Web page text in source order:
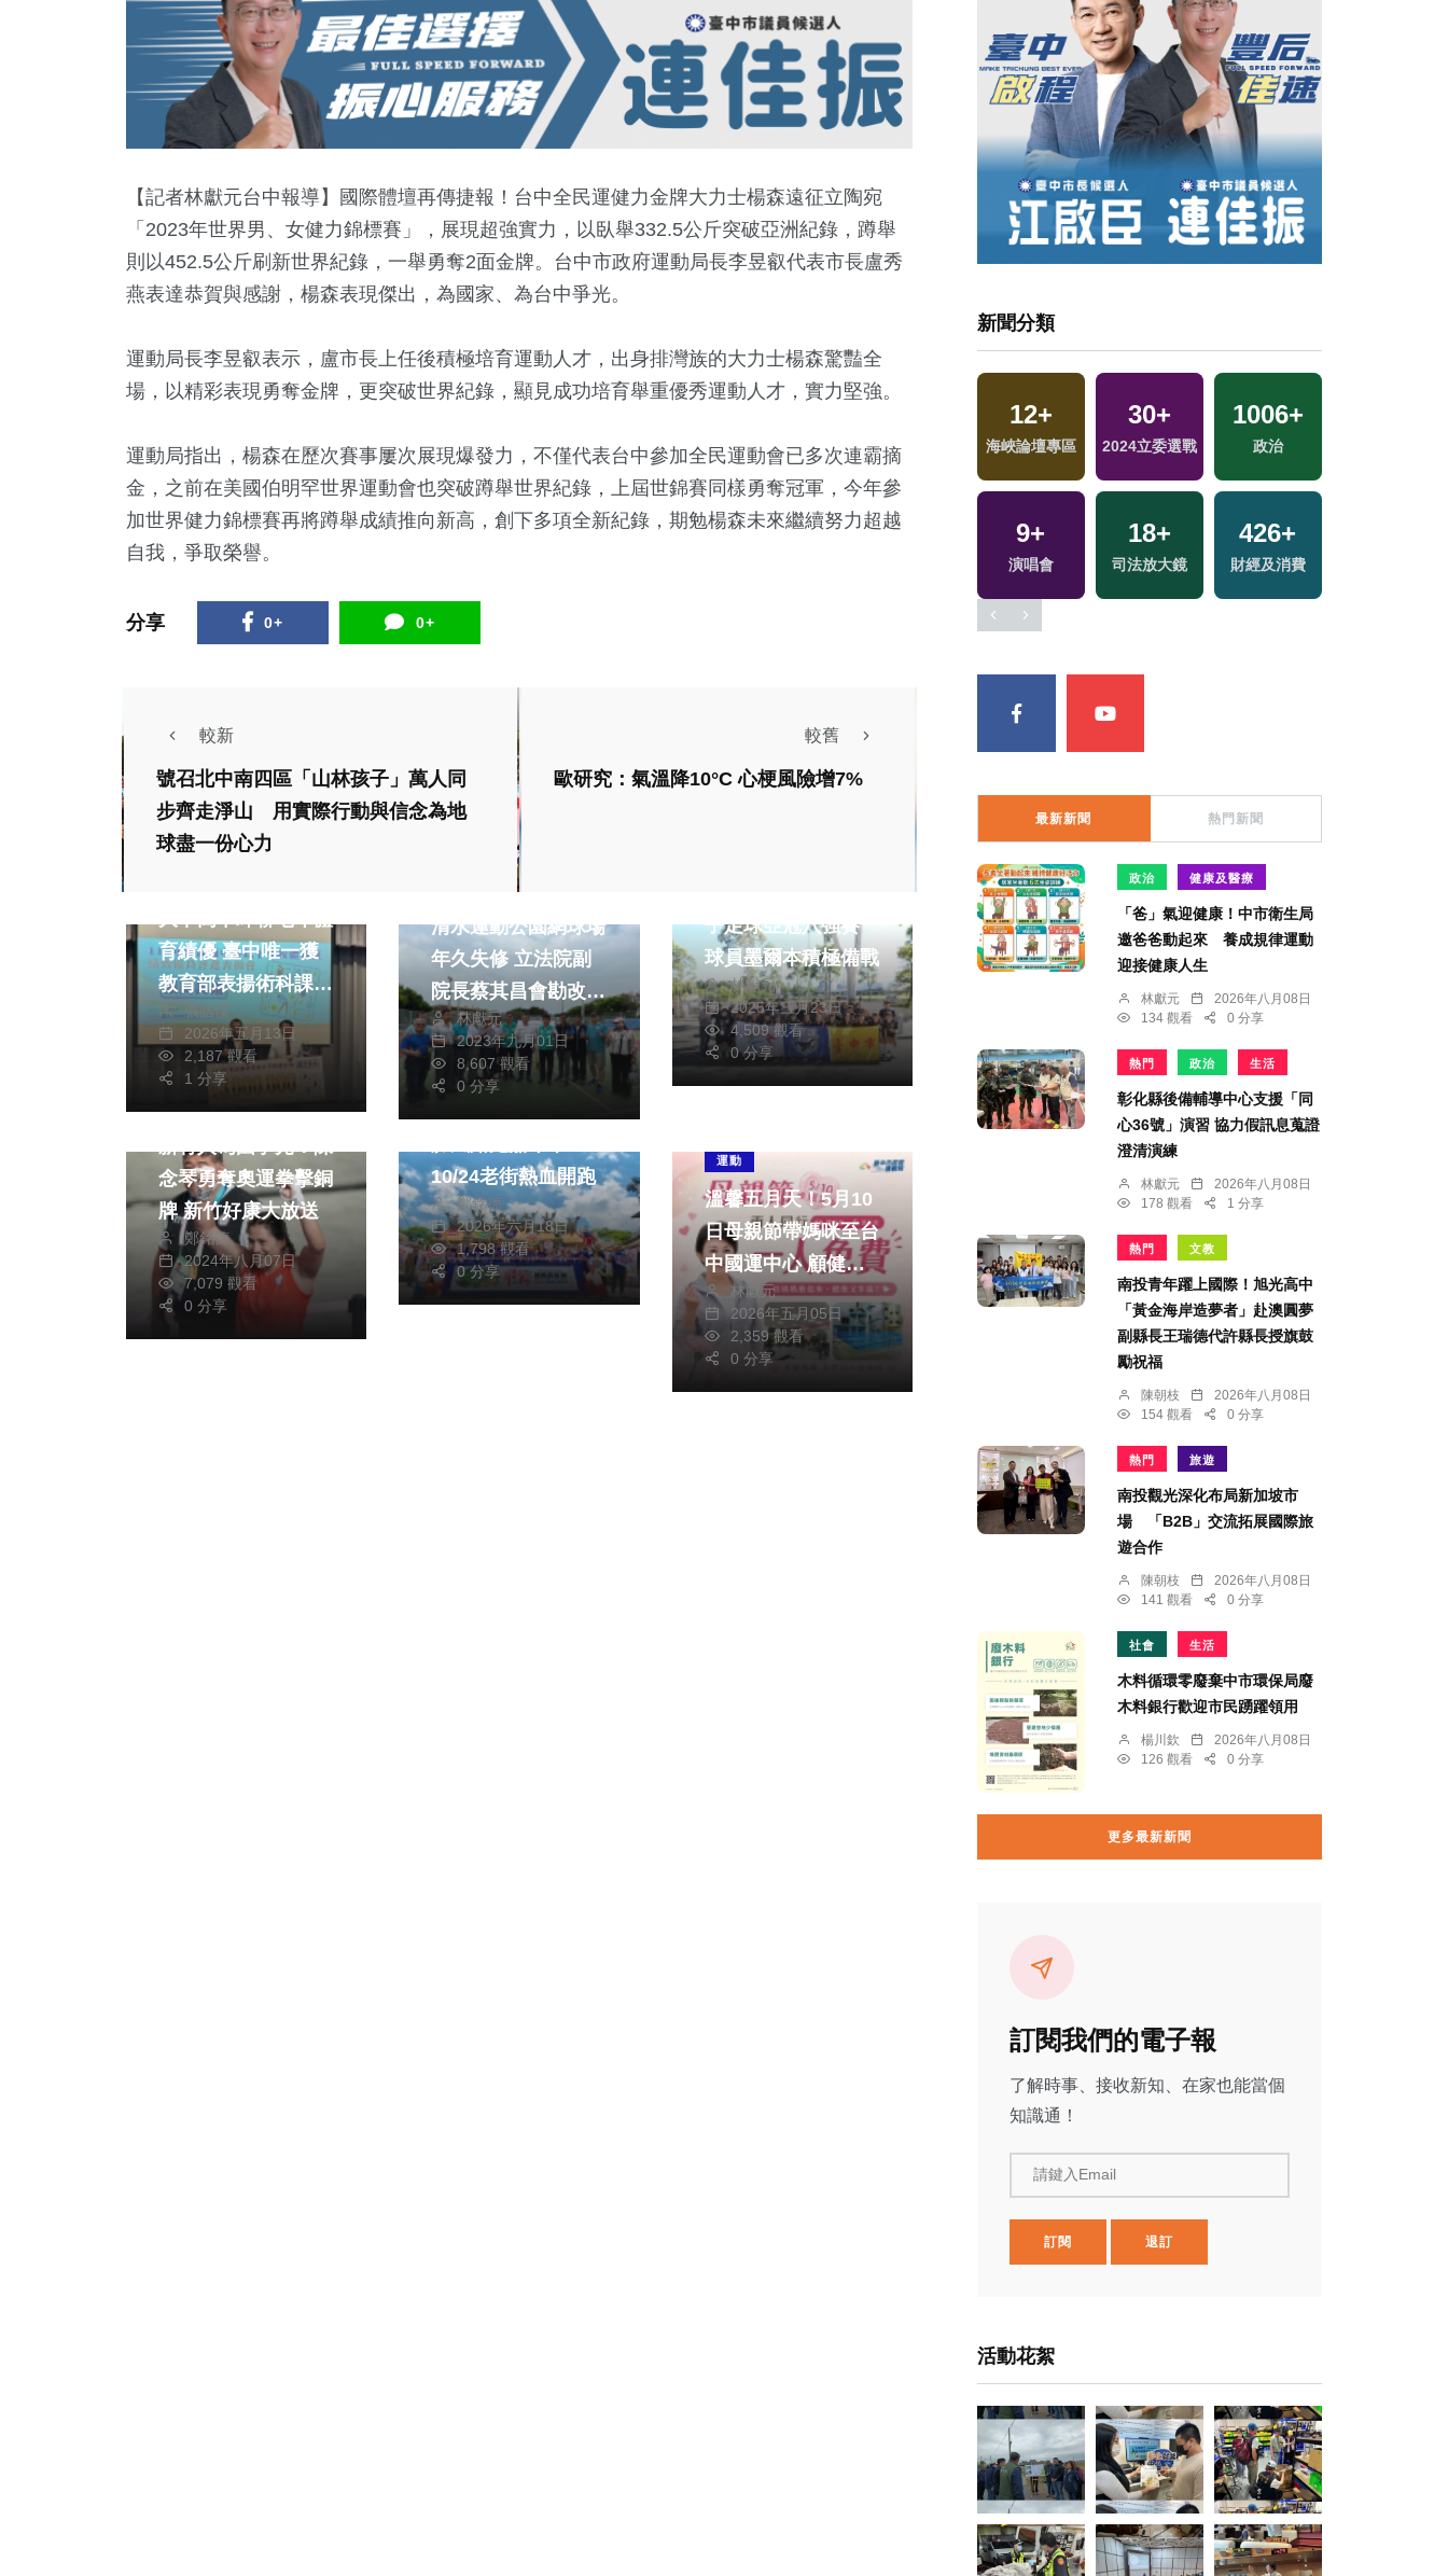
【記者林獻元台中報導】國際體壇再傳捷報！台中全民運健力金牌大力士楊森遠征立陶宛
「2023年世界男、女健力錦標賽」，展現超強實力，以臥舉332.5公斤突破亞洲紀錄，蹲舉
則以452.5公斤刷新世界紀錄，一舉勇奪2面金牌。台中市政府運動局長李昱叡代表市長盧秀
燕表達恭賀與感謝，楊森表現傑出，為國家、為台中爭光。
運動局長李昱叡表示，盧市長上任後積極培育運動人才，出身排灣族的大力士楊森驚豔全
場，以精彩表現勇奪金牌，更突破世界紀錄，顯見成功培育舉重優秀運動人才，實力堅強。
運動局指出，楊森在歷次賽事屢次展現爆發力，不僅代表台中參加全民運動會已多次連霸摘
金，之前在美國伯明罕世界運動會也突破蹲舉世界紀錄，上屆世錦賽同樣勇奪冠軍，今年參
加世界健力錦標賽再將蹲舉成績推向新高，創下多項全新紀錄，期勉楊森未來繼續努力超越
自我，爭取榮譽。
分享 0+ 0+
較新
號召北中南四區「山林孩子」萬人同
步齊走淨山 用實際行動與信念為地
球盡一份心力
較舊
歐研究：氣溫降10°C 心梗風險增7%
育績優 臺中唯一獲
教育部表揚術科課業
品德並重 締造全國
高中體育班優良典範
張皓傑
2026年五月13日
2,187 觀看
1 分享
政治
2024立委選戰
清水運動公園網球場
年久失修 立法院副
院長蔡其昌會勘改善
球場林獻元
2023年九月01日
8,607 觀看
0 分享
子足球亞冠八強賽
球員墨爾本積極備戰
林獻元
2025年三月23日
4,509 觀看
0 分享
念琴勇奪奧運拳擊銅
牌 新竹好康大放送
鄭銘德
2024年八月07日
7,079 觀看
0 分享
運動
10/24老街熱血開跑
鄭銘德
2026年六月18日
1,798 觀看
0 分享
運動
溫馨五月天！5月10
日母親節帶媽咪至台
中國運中心 顧健康
也享好康
林獻元
2026年五月05日
2,359 觀看
0 分享
新聞分類
+ 33+
流專區
+
美食
350+
旅遊
2024總統大選 綜合
2+
化專區
影視 兩岸藝苑天地
1+ 59+ 217
12+
海峽論壇專區
30+
2024立委選戰
1006+
政治
9+
演唱會
18+
司法放大鏡
426+
財經及消費
最新新聞 熱門新聞
政治 健康及醫療
「爸」氣迎健康！中市衛生局
邀爸爸動起來 養成規律運動
迎接健康人生
林獻元
2026年八月08日
134 觀看
0 分享
熱門 政治 生活
彰化縣後備輔導中心支援「同
心36號」演習 協力假訊息蒐證
澄清演練
林獻元
2026年八月08日
178 觀看
1 分享
熱門 文教
南投青年躍上國際！旭光高中
「黃金海岸造夢者」赴澳圓夢
副縣長王瑞德代許縣長授旗鼓
勵祝福
陳朝枝
2026年八月08日
154 觀看
0 分享
熱門 旅遊
南投觀光深化布局新加坡市
場 「B2B」交流拓展國際旅
遊合作
陳朝枝
2026年八月08日
141 觀看
0 分享
社會 生活
木料循環零廢棄中市環保局廢
木料銀行歡迎市民踴躍領用
楊川欽
2026年八月08日
126 觀看
0 分享
更多最新新聞
訂閱我們的電子報
了解時事、接收新知、在家也能當個
知識通！
請鍵入Email
訂閱 退訂
活動花絮